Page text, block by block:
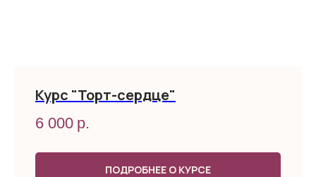
Курс "Торт-сердце"
6 000 р.
ПОДРОБНЕЕ О КУРСЕ